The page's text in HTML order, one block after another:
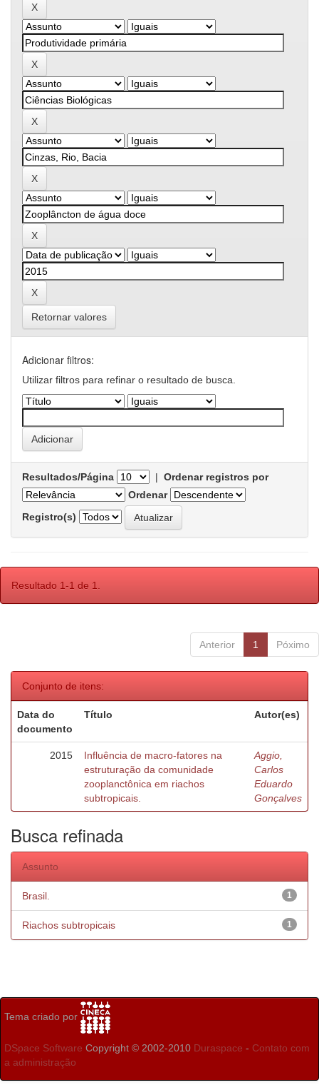
Retornar valores
Adicionar filtros:
Utilizar filtros para refinar o resultado de busca.
Resultados/Página | Ordenar registros por
Ordenar
Registro(s)
Resultado 1-1 de 1.
Anterior 1 Póximo
Conjunto de itens:
Data do
documento
Título Autor(es)
2015
Influência de macro-fatores na
estruturação da comunidade
zooplanctônica em riachos
subtropicais.
Aggio,
Carlos
Eduardo
Gonçalves
Busca refinada
Assunto
1
Brasil.
1
Riachos subtropicais
Tema criado por
DSpace Software Copyright © 2002-2010 Duraspace - Contato com
a administração